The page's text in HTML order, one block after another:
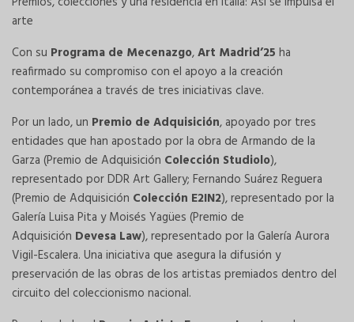
arte
Con su Programa de Mecenazgo,Art Madrid’25 ha
reafirmado su compromiso con el apoyo a la creación
contemporánea a través de tres iniciativas clave.
Por un lado, un Premio de Adquisición, apoyado por tres
entidades que han apostado por la obra de Armando de la
Garza (Premio de Adquisición Colección Studiolo),
representado por DDR Art Gallery; Fernando Suárez Reguera
(Premio de Adquisición Colección E2IN2), representado por la
Galería Luisa Pita y Moisés Yagües (Premio de
Adquisición Devesa Law), representado por la Galería Aurora
Vigil-Escalera. Una iniciativa que asegura la difusión y
preservación de las obras de los artistas premiados dentro del
circuito del coleccionismo nacional.